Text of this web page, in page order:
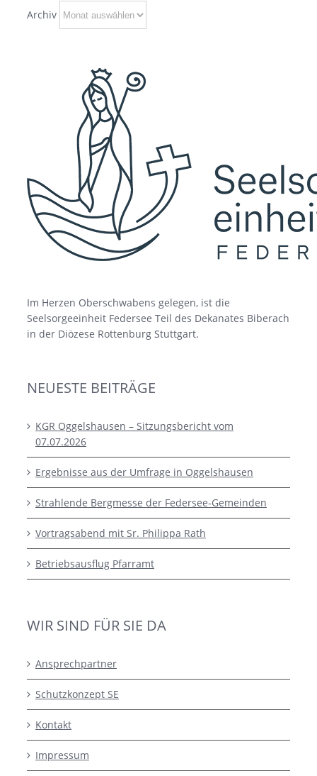
Archiv
Im Herzen Oberschwabens gelegen, ist die
Seelsorgeeinheit Federsee Teil des Dekanates Biberach
in der Diözese Rottenburg Stuttgart.
NEUESTE BEITRÄGE
KGR Oggelshausen – Sitzungsbericht vom
07.07.2026
Ergebnisse aus der Umfrage in Oggelshausen
Strahlende Bergmesse der Federsee-Gemeinden
Vortragsabend mit Sr. Philippa Rath
Betriebsausflug Pfarramt
WIR SIND FÜR SIE DA
Ansprechpartner
Schutzkonzept SE
Kontakt
Impressum